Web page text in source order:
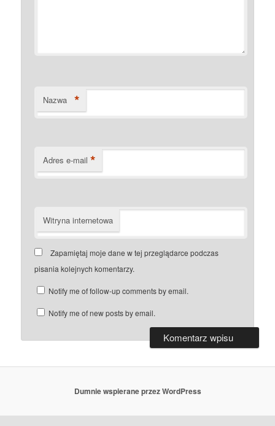
Nazwa *
Adres e-mail *
Witryna internetowa
Zapamiętaj moje dane w tej przeglądarce podczas
pisania kolejnych komentarzy.
Notify me of follow-up comments by email.
Notify me of new posts by email.
Dumnie wspierane przez WordPress